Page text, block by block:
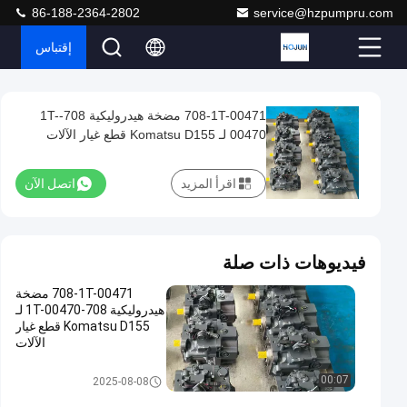
service@hzpumpru.com
86-188-2364-2802
إقتباس
Play
Video
708-
1T-
00471
مضخة
1T-
00470
Komatsu
D155
708-1T-00471 مضخة هيدروليكية 708-1T-
00470 لـ Komatsu D155 قطع غيار الآلات
اتصل الآن اقرأ المزيد
فيديوهات ذات صلة
00:07
708-1T-00471 مضخة
هيدروليكية 708-1T-00470 لـ
Komatsu D155 قطع غيار
الآلات
مضخة مكبس هيدروليكي
2025-08-08